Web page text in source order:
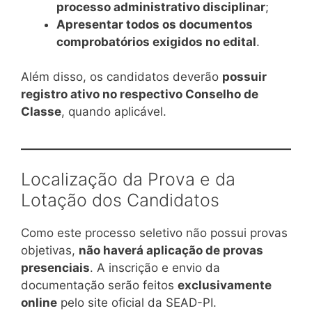
processo administrativo disciplinar;
Apresentar todos os documentos
comprobatórios exigidos no edital.
Além disso, os candidatos deverão possuir
registro ativo no respectivo Conselho de
Classe, quando aplicável.
Localização da Prova e da
Lotação dos Candidatos
Como este processo seletivo não possui provas
objetivas, não haverá aplicação de provas
presenciais. A inscrição e envio da
documentação serão feitos exclusivamente
online pelo site oficial da SEAD-PI.